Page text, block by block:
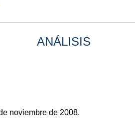
ANÁLISIS
noviembre de 2008.